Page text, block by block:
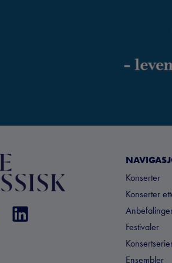
Konserter
Konserter
Festivaler
Ensembler